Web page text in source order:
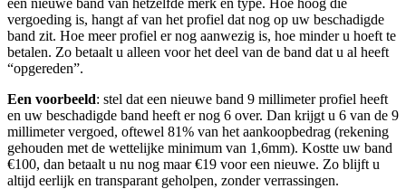
vergoeding is, hangt af van het profiel dat nog op uw beschadigde
band zit. Hoe meer profiel er nog aanwezig is, hoe minder u hoeft te
betalen. Zo betaalt u alleen voor het deel van de band dat u al heeft
“opgereden”.
Een voorbeeld: stel dat een nieuwe band 9 millimeter profiel heeft
en uw beschadigde band heeft er nog 6 over. Dan krijgt u 6 van de 9
millimeter vergoed, oftewel 81% van het aankoopbedrag (rekening
gehouden met de wettelijke minimum van 1,6mm). Kostte uw band
€100, dan betaalt u nu nog maar €19 voor een nieuwe. Zo blijft u
altijd eerlijk en transparant geholpen, zonder verrassingen.